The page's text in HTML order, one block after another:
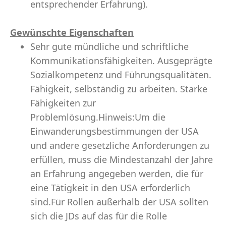
entsprechender Erfahrung).
Gewünschte Eigenschaften
Sehr gute mündliche und schriftliche
Kommunikationsfähigkeiten. Ausgeprägte
Sozialkompetenz und Führungsqualitäten.
Fähigkeit, selbständig zu arbeiten. Starke
Fähigkeiten zur
Problemlösung.Hinweis:Um die
Einwanderungsbestimmungen der USA
und andere gesetzliche Anforderungen zu
erfüllen, muss die Mindestanzahl der Jahre
an Erfahrung angegeben werden, die für
eine Tätigkeit in den USA erforderlich
sind.Für Rollen außerhalb der USA sollten
sich die JDs auf das für die Rolle